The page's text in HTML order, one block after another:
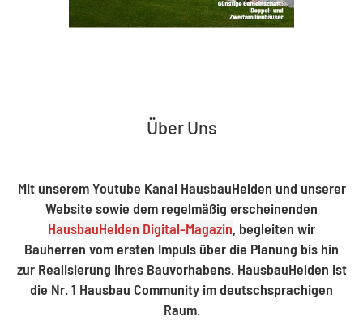
Über Uns
Mit unserem Youtube Kanal HausbauHelden und unserer
Website sowie dem regelmäßig erscheinenden
HausbauHelden Digital-Magazin, begleiten wir
Bauherren vom ersten Impuls über die Planung bis hin
zur Realisierung Ihres Bauvorhabens. HausbauHelden ist
die Nr. 1 Hausbau Community im deutschsprachigen
Raum.